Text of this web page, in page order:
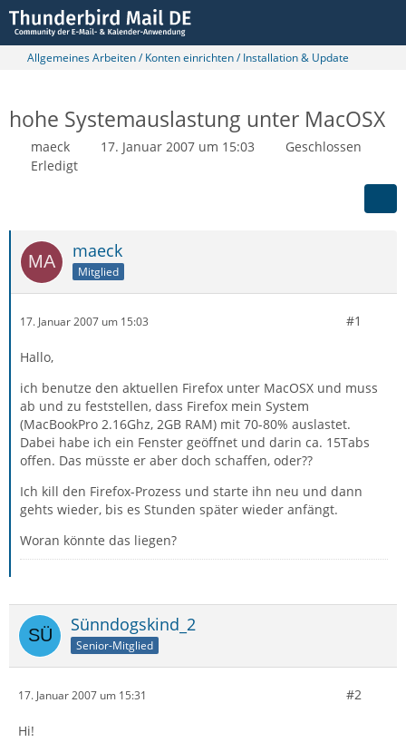
Allgemeines Arbeiten / Konten einrichten / Installation & Update
hohe Systemauslastung unter MacOSX
maeck 17. Januar 2007 um 15:03
Geschlossen
Erledigt
maeck
Mitglied
17. Januar 2007 um 15:03 #1
Hallo,
ich benutze den aktuellen Firefox unter MacOSX und muss
ab und zu feststellen, dass Firefox mein System
(MacBookPro 2.16Ghz, 2GB RAM) mit 70-80% auslastet.
Dabei habe ich ein Fenster geöffnet und darin ca. 15Tabs
offen. Das müsste er aber doch schaffen, oder??
Ich kill den Firefox-Prozess und starte ihn neu und dann
gehts wieder, bis es Stunden später wieder anfängt.
Woran könnte das liegen?
Sünndogskind_2
Senior-Mitglied
17. Januar 2007 um 15:31 #2
Hi!